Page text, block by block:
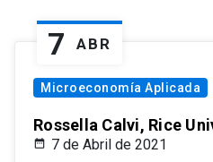
7 ABR
Microeconomía Aplicada
Rossella Calvi, Rice
7 de Abril de 2021